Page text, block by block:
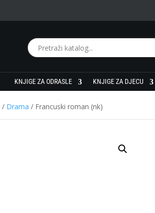
KNJIGE ZA ODRASLE KNJIGE ZA DJECU
/ Drama / Francuski roman (nk)